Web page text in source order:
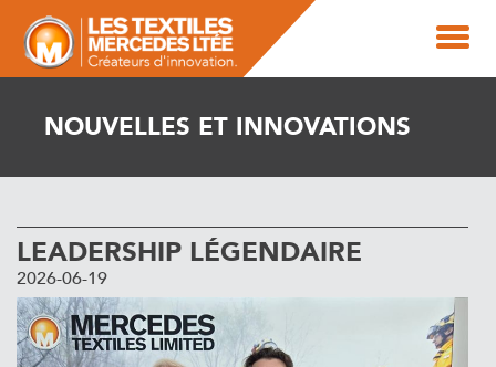
NOUVELLES ET INNOVATIONS
LEADERSHIP LÉGENDAIRE
2026-06-19